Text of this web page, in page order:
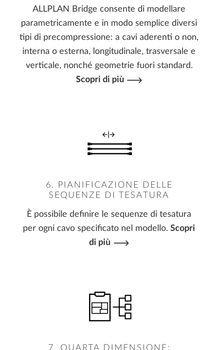
ALLPLAN Bridge consente di modellare
parametricamente e in modo semplice diversi
tipi di precompressione: a cavi aderenti o non,
interna o esterna, longitudinale, trasversale e
verticale, nonché geometrie fuori standard.
Scopri di più
6. PIANIFICAZIONE DELLE
SEQUENZE DI TESATURA
È possibile definire le sequenze di tesatura
per ogni cavo specificato nel modello. Scopri
di più